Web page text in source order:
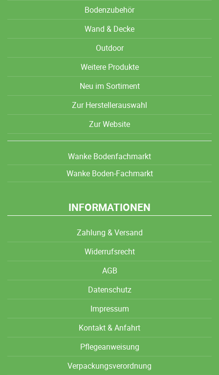
Bodenzubehör
Wand & Decke
Outdoor
Weitere Produkte
Neu im Sortiment
Zur Herstellerauswahl
Zur Website
Wanke Bodenfachmarkt
Wanke Boden-Fachmarkt
INFORMATIONEN
Zahlung & Versand
Widerrufsrecht
AGB
Datenschutz
Impressum
Kontakt & Anfahrt
Pflegeanweisung
Verpackungsverordnung